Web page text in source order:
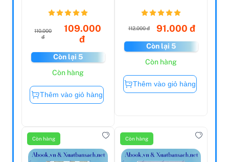
110.000
đ
109.000
đ
Còn lại 5
Còn hàng
Thêm vào giỏ hàng
112.000 đ 91.000 đ
Còn lại 5
Còn hàng
Thêm vào giỏ hàng
Còn hàng Còn hàng